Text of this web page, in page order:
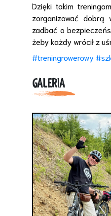
Dzięki takim
zorganizować
zadbać o
żeby każdy wrócił z
#treningrowerowy
GALERIA